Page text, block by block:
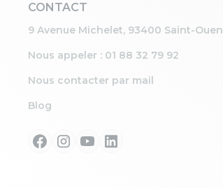
CONTACT
9 Avenue Michelet, 93400 Saint-Ouen
Nous appeler : 01 88 32 79 92
Nous contacter par mail
Blog